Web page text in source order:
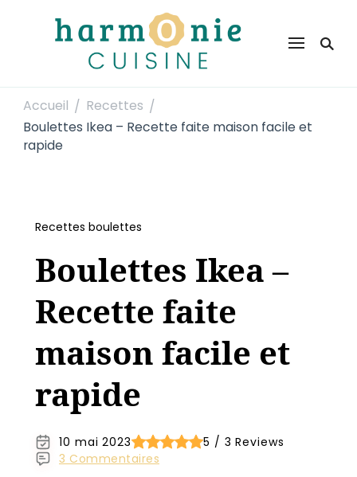
Harmonie Cuisine
Accueil / Recettes /
Boulettes Ikea – Recette faite maison facile et
rapide
Recettes boulettes
Boulettes Ikea –
Recette faite
maison facile et
rapide
10 mai 2023
5 / 3 Reviews
3 Commentaires